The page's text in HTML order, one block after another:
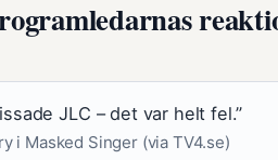
JLC – det var helt fel.”
i Masked Singer (via TV4.se)